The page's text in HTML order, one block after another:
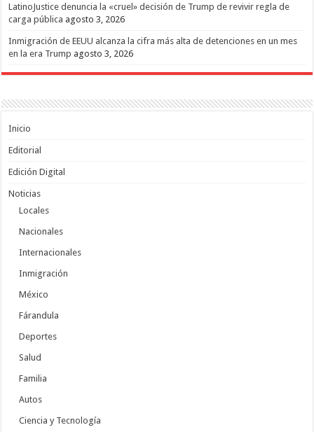
LatinoJustice denuncia la «cruel» decisión de Trump de revivir regla de
carga pública agosto 3, 2026
Inmigración de EEUU alcanza la cifra más alta de detenciones en un mes
en la era Trump agosto 3, 2026
Inicio
Editorial
Edición Digital
Noticias
Locales
Nacionales
Internacionales
Inmigración
México
Fárandula
Deportes
Salud
Familia
Autos
Ciencia y Tecnología